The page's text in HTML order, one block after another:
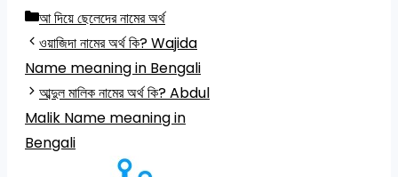
Categories
আ দিয়ে ছেলেদের নামের অর্থ
ওয়াজিদা নামের অর্থ কি? Wajida
Name meaning in Bengali
আব্দুল মালিক নামের অর্থ কি? Abdul
Malik Name meaning in
Bengali